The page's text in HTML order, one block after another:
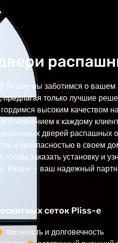
Pliss-e мы заботимся о вашем
предлагая только лучшие
высоким качеством
отношением к каждому
дверей распашных
и безопасностью в своем
заказать установку и
Pliss-e – ваш надежный
сеток Pliss-e
прочность и долговечность